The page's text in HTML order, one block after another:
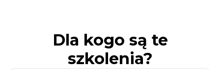
Dla kogo są te
szkolenia?